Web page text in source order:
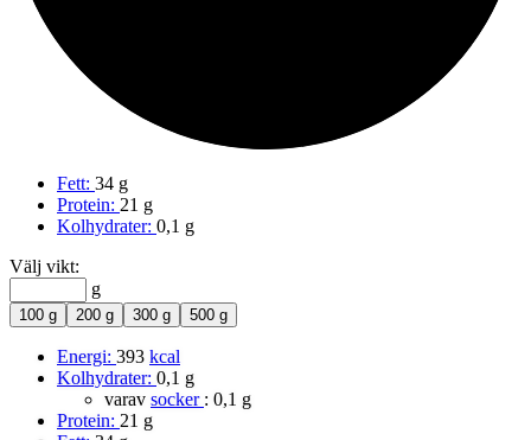
Fett: 34 g
Protein: 21 g
Kolhydrater: 0,1 g
Välj vikt:
g
100 g 200 g 300 g 500 g
Energi: 393 kcal
Kolhydrater: 0,1 g
varav socker : 0,1 g
Protein: 21 g